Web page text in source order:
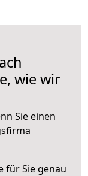
wie wir
Sie einen
für Sie genau